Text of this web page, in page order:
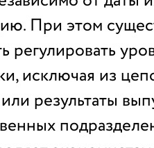
При этом
регулировать
исключая из
результаты